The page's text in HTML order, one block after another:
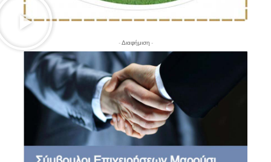
- Διαφήμιση -